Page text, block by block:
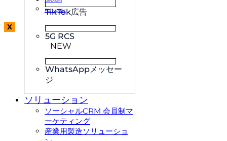
TikTok広告
5G RCS
NEW
WhatsAppメッセー
ジ
ソリューション
ソーシャルCRM 会員制マ
ーケティング
産業用製造ソリューショ
Português
X